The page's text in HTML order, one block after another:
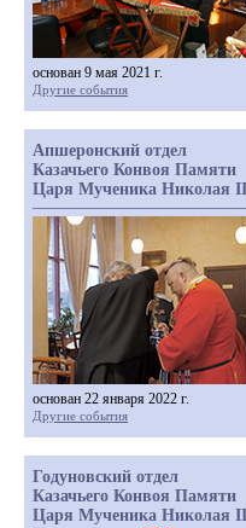
основан 9 мая 2021 г.
Другие события
Апшеронский отдел
Казачьего Конвоя Памяти
Царя Мученика Николая II
основан 22 января 2022 г.
Другие события
Годуновский отдел
Казачьего Конвоя Памяти
Царя Мученика Николая